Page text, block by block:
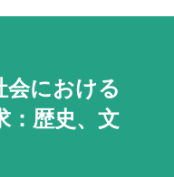
会における
：歴史、文